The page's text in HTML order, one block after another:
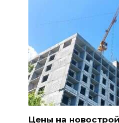
Цены на